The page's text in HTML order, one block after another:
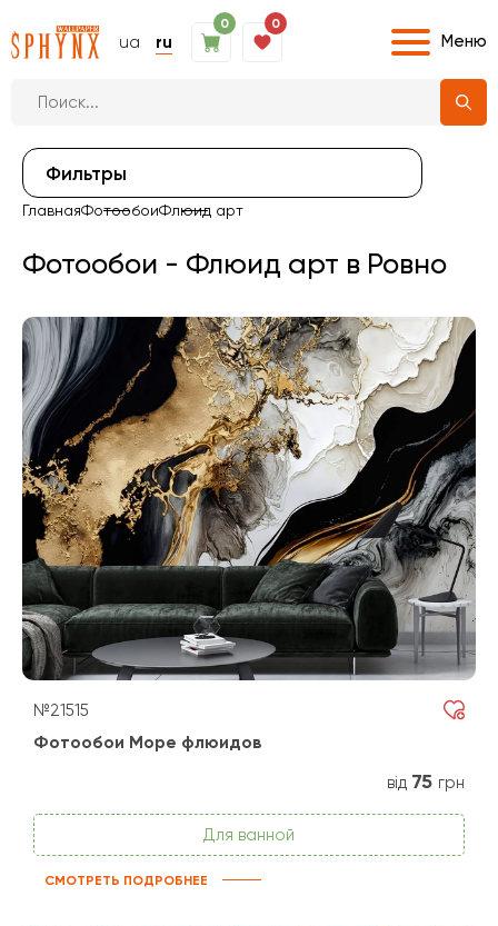
ua ru
0 0
Меню
Фильтры
ГлавнаяФотообоиФлюид арт
Фотообои - Флюид арт в Ровно
№21515
Фотообои Море флюидов
від 75 грн
Для ванной
СМОТРЕТЬ ПОДРОБНЕЕ